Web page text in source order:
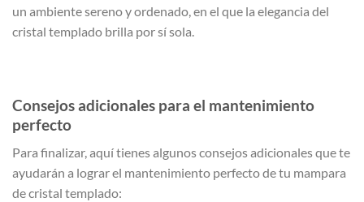
un ambiente sereno y ordenado, en el que la elegancia del
cristal templado brilla por sí sola.
Consejos adicionales para el mantenimiento
perfecto
Para finalizar, aquí tienes algunos consejos adicionales que te
ayudarán a lograr el mantenimiento perfecto de tu mampara
de cristal templado: